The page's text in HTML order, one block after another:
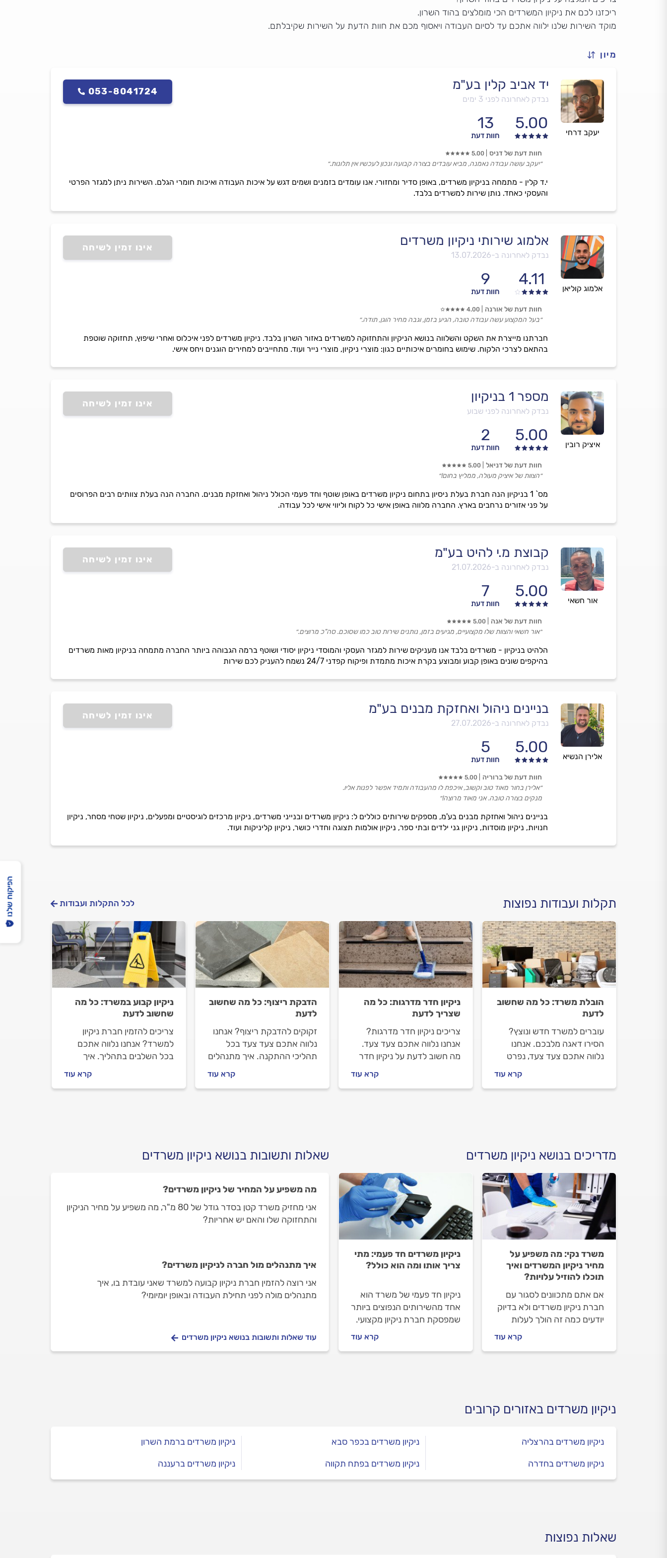
ריכזנו לכם את ניקיון המשרדים הכי מומלצים בהוד השרון.
מוקד השירות שלנו ילווה אתכם עד לסיום העבודה ויאסוף מכם את חוות הדעת על השירות שקיבלתם.
מיון
יעקב דרחי
יד אביב קלין בע"מ
נבדק לאחרונה לפני 3 ימים
5.00
13
חוות דעת
053-8041724
י.ד קלין - מתמחה בניקיון משרדים, באופן סדיר ומחזורי. אנו עומדים בזמנים ושמים דגש על איכות העבודה ואיכות חומרי הגלם. השירות ניתן למגזר הפרטי
והעסקי כאחד. נותן שירות למשרדים בלבד.
חוות דעת של דניס 5.00
״יעקב עושה עבודה נאמנה, מביא עובדים בצורה קבועה ונכון לעכשיו אין תלונות.״
אלמוג קוליאן
אלמוג שירותי ניקיון משרדים
נבדק לאחרונה ב-13.07.2026
4.11
9
חוות דעת
אינו זמין לשיחה
חברתנו מייצרת את השקט והשלווה בנושא הניקיון והתחזוקה למשרדים באזור השרון בלבד. ניקיון משרדים לפני איכלוס ואחרי שיפוץ, תחזוקה שוטפת
בהתאם לצרכי הלקוח. שימוש בחומרים איכותיים כגון: מוצרי ניקיון, מוצרי נייר ועוד. מתחייבים למחירים הוגנים ויחס אישי.
חוות דעת של אורנה 4.00
״בעל המקצוע עשה עבודה טובה, הגיע בזמן, וגבה מחיר הוגן, תודה.״
איציק רובין
מספר 1 בניקיון
נבדק לאחרונה לפני שבוע
5.00
2
חוות דעת
אינו זמין לשיחה
מס` 1 בניקיון הנה חברת בעלת ניסיון בתחום ניקיון משרדים באופן שוטף וחד פעמי הכולל ניהול ואחזקת מבנים. החברה הנה בעלת צוותים רבים הפרוסים
על פני אזורים נרחבים בארץ. החברה מלווה באופן אישי כל לקוח וליווי אישי לכל עבודה.
חוות דעת של דניאל 5.00
״הצוות של איציק מעולה, ממליץ בחום!״
אור חשאי
קבוצת מ.י להיט בע"מ
נבדק לאחרונה ב-21.07.2026
5.00
7
חוות דעת
אינו זמין לשיחה
הלהיט בניקיון - משרדים בלבד אנו מעניקים שירות למגזר העסקי והמוסדי ניקיון יסודי ושוטף ברמה הגבוהה ביותר החברה מתמחה בניקיון מאות משרדים
בהיקפים שונים באופן קבוע ומבוצע בקרת איכות מתמדת ופיקוח קפדני 24/7 נשמח להעניק לכם שירות
חוות דעת של אנה 5.00
״אור חשאי והצוות שלו מקצועיים, מגיעים בזמן, נותנים שירות טוב כמו שסוכם. סה"כ מרוצים.״
אלירן הנשיא
בניינים ניהול ואחזקת מבנים בע"מ
נבדק לאחרונה ב-27.07.2026
5.00
5
חוות דעת
אינו זמין לשיחה
בניינים ניהול ואחזקת מבנים בע'מ, מספקים שירותים כוללים ל: ניקיון משרדים ובנייני משרדים, ניקיון מרכזים לוגיסטיים ומפעלים, ניקיון שטחי מסחר, ניקיון
חנויות, ניקיון מוסדות, ניקיון גני ילדים ובתי ספר, ניקיון אולמות תצוגה וחדרי כושר, ניקיון קליניקות ועוד.
חוות דעת של ברוריה 5.00
״אלירן בחור מאוד טוב וקשוב, איכפת לו מהעבודה ותמיד אפשר לפנות אליו.
מנקים בצורה טובה. אני מאוד מרוצה!״
תקלות ועבודות נפוצות לכל התקלות ועבודות
הובלת משרד: כל מה שחשוב
לדעת
עוברים למשרד חדש ונוצץ?
הסירו דאגה מלבכם. אנחנו
נלווה אתכם צעד צעד, נפרט
חברת הובלה, איך מתנהלים
מולו וכמה תעלה לכם ההובלה.
קרא עוד
ניקיון חדר מדרגות: כל מה
שצריך לדעת
צריכים ניקיון חדר מדרגות?
אנחנו נלווה אתכם צעד צעד.
מה חשוב לדעת על ניקיון חדר
חברת הניקיון וכמה העבודה
תעלה? כל התשובות בפנים.
קרא עוד
הדבקת ריצוף: כל מה שחשוב
לדעת
זקוקים להדבקת ריצוף? אנחנו
נלווה אתכם צעד צעד בכל
תהליכי ההתקנה. איך מתנהלים
ובמהלכה וכמה עולה הדבקת
ריצוף? כל התשובות בפנים.
קרא עוד
ניקיון קבוע במשרד: כל מה
שחשוב לדעת
צריכים להזמין חברת ניקיון
למשרד? אנחנו נלווה אתכם
בכל השלבים בתהליך. איך
לפני העבודה ובמהלכה וכמה
עולה ניקיון משרדים? כל
קרא עוד
מדריכים בנושא ניקיון משרדים
משרד נקי: מה משפיע על
מחיר ניקיון המשרדים ואיך
תוכלו להוזיל עלויות?
אם אתם מתכוונים לסגור עם
חברת ניקיון משרדים ולא בדיוק
יודעים כמה זה הולך לעלות
עבורכם. מה משפיע על מחיר
ניקיון משרדים ואיך תוכלו להוזיל
קרא עוד
ניקיון משרדים חד פעמי: מתי
צריך אותו ומה הוא כולל?
ניקיון חד פעמי של משרד הוא
אחד מהשירותים הנפוצים ביותר
שמפסקת חברת ניקיון מקצועי.
צבעתם אותו או שאתם נכנסים
למשרד חדש לגמרי, הנה כל מה
קרא עוד
שאלות ותשובות בנושא ניקיון משרדים
מה משפיע על המחיר של ניקיון משרדים?
אני מחזיק משרד קטן בסדר גודל של 80 מ"ר, מה משפיע על מחיר הניקיון
והתחזוקה שלו והאם יש אחריות?
איך מתנהלים מול חברה לניקיון משרדים?
אני רוצה להזמין חברת ניקיון קבועה למשרד שאני עובדת בו, איך
מתנהלים מולה לפני תחילת העבודה ובאופן יומיומי?
עוד שאלות ותשובות בנושא ניקיון משרדים
ניקיון משרדים באזורים קרובים
ניקיון משרדים בהרצליה
ניקיון משרדים בחדרה
ניקיון משרדים בכפר סבא
ניקיון משרדים בפתח תקווה
ניקיון משרדים ברמת השרון
ניקיון משרדים ברעננה
שאלות נפוצות
הפיקוח שלנו